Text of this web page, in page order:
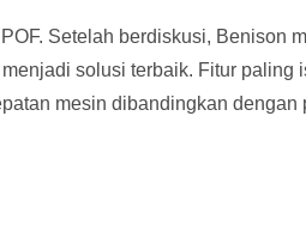
Setelah berdiskusi, Benison
solusi terbaik. Fitur paling
mesin dibandingkan dengan